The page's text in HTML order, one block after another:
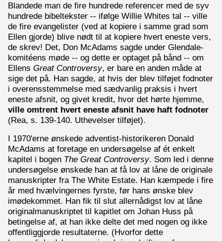
Blandede man de fire hundrede referencer med de syv
hundrede bibeltekster -- ifølge Willie Whites tal -- ville
de fire evangelister (ved at kopiere i samme grad som
Ellen gjorde) blive nødt til at kopiere hvert eneste vers,
de skrev! Det, Don McAdams sagde under Glendale-
komitéens møde -- og dette er optaget på bånd -- om
Ellens Great Controversy, er bare en anden måde at
sige det på. Han sagde, at hvis der blev tilføjet fodnoter
i overensstemmelse med sædvanlig praksis i hvert
eneste afsnit, og givet kredit, hvor det hørte hjemme,
ville omtrent hvert eneste afsnit have haft fodnoter
(Rea, s. 139-140. Uthevelser tilføjet).
I 1970'erne ønskede adventist-historikeren Donald
McAdams at foretage en undersøgelse af ét enkelt
kapitel i bogen The Great Controversy. Som led i denne
undersøgelse ønskede han at få lov at låne de originale
manuskripter fra The White Estate. Han kæmpede i fire
år med hvælvingernes fyrste, før hans ønske blev
imødekommet. Han fik til slut allernådigst lov at låne
originalmanuskriptet til kapitlet om Johan Huss på
betingelse af, at han ikke delte det med nogen og ikke
offentliggjorde resultaterne. (Hvorfor dette